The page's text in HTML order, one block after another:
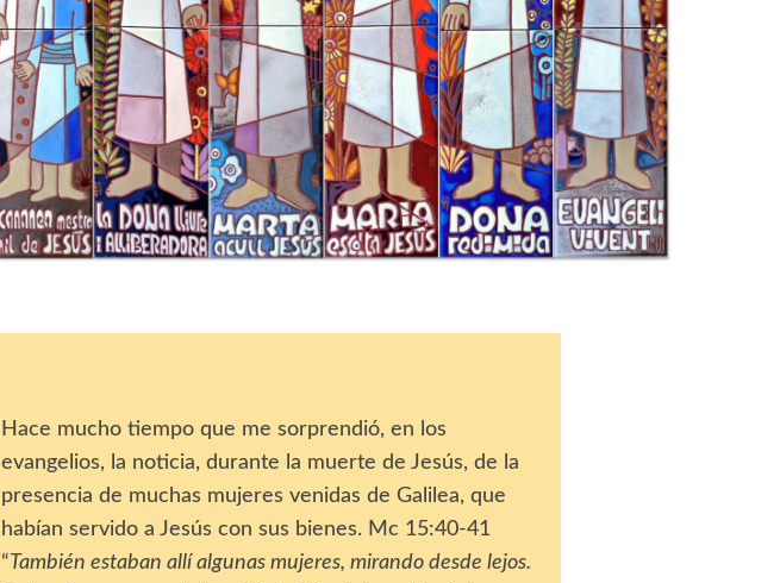
Hace mucho tiempo que me sorprendió, en los
evangelios, la noticia, durante la muerte de Jesús, de la
presencia de muchas mujeres venidas de Galilea, que
habían servido a Jesús con sus bienes. Mc 15:40-41
“También estaban allí algunas mujeres, mirando desde lejos.